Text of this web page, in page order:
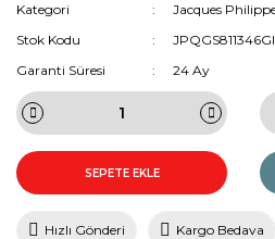
Kategori
Jacques
Stok Kodu
JPQGS811346GI
Garanti Süresi
24 Ay
SEPETE EKLE
Hızlı Gönderi Kargo Bedava